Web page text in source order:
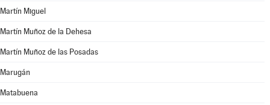
Martín Miguel
Martín Muñoz de la Dehesa
Martín Muñoz de las Posadas
Marugán
Matabuena